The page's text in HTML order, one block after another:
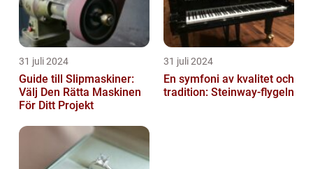
31 juli 2024
Guide till Slipmaskiner:
Välj Den Rätta Maskinen
För Ditt Projekt
31 juli 2024
En symfoni av kvalitet och
tradition: Steinway-flygeln